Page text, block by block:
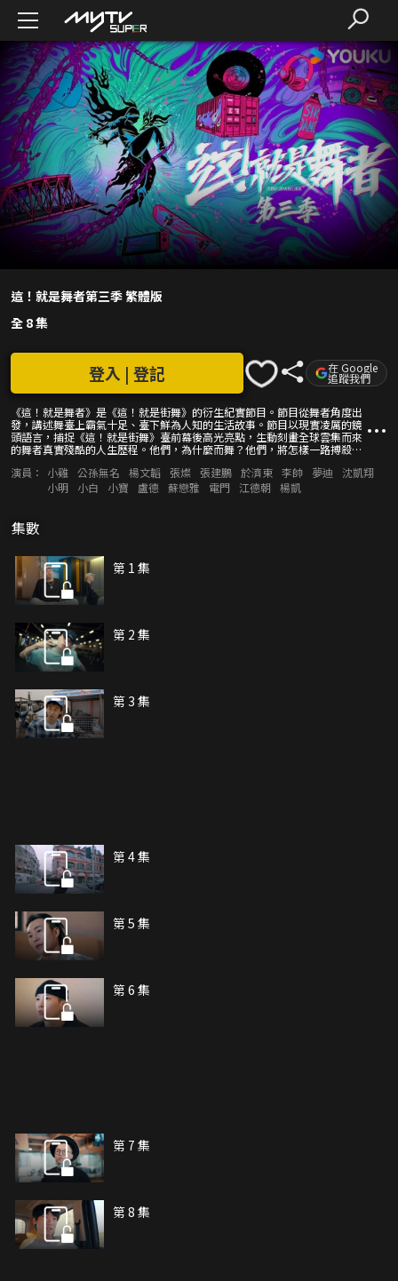
這！就是舞者第三季 繁體版
全 8 集
《這！就是舞者》是《這！就是街舞》的衍生紀實節目。節目從舞者角度出
發，講述舞臺上霸氣十足、臺下鮮為人知的生活故事。節目以現實凌厲的鏡
頭語言，捕捉《這！就是街舞》臺前幕後高光亮點，生動刻畫全球雲集而來
的舞者真實殘酷的人生歷程。他們，為什麼而舞？他們，將怎樣一路搏殺？
剪影時代，堅持自我，點燃夢想，人生即是最精彩的舞臺。
登入 | 登記 在 Google
追蹤我們
演員： 小雞 公孫無名 楊文韜 張燦 張建鵬 於濟東 李帥 夢迪
沈凱翔
小明
小白 小寶 盧德 蘇戀雅 電門 江德朝 楊凱
集數
第 1 集
第 2 集
第 3 集
第 4 集
第 5 集
第 6 集
第 7 集
第 8 集